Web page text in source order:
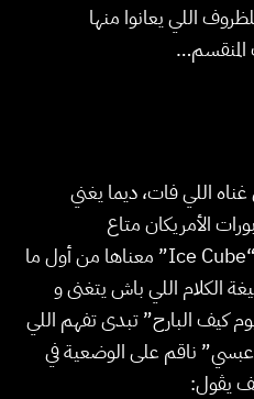
اللي يعانوا منها
اللي فات، ديما يغني
الأمريكان متاع
الــgangsta rap ” من أمثال “Ice Cube” معناها من أول ما
الكلام اللي باش يتغنى و
كيف البارح” تبدى تفهم اللي
ناقم على الوضعية في
يڤول: